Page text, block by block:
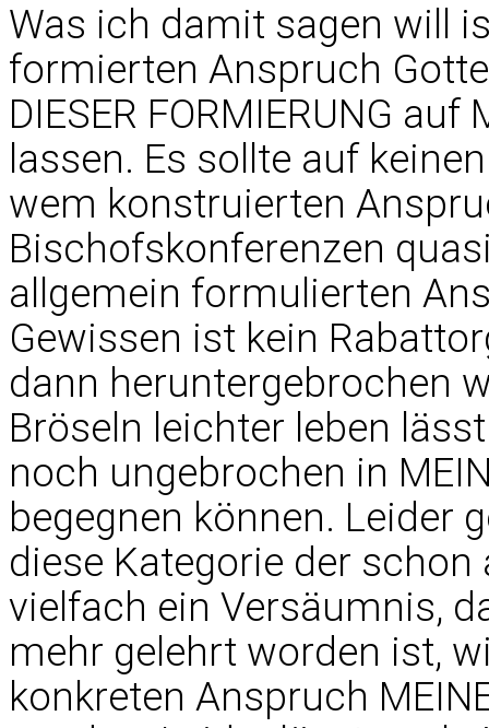
Was ich damit sagen will
formierten Anspruch
DIESER FORMIERUNG
lassen. Es sollte auf
wem konstruierten
Bischofskonferenzen
allgemein formulierten
Gewissen ist kein
dann heruntergebrochen
Bröseln leichter leben
noch ungebrochen in
begegnen können. Leider
diese Kategorie der
vielfach ein Versäumnis,
mehr gelehrt worden ist,
konkreten Anspruch